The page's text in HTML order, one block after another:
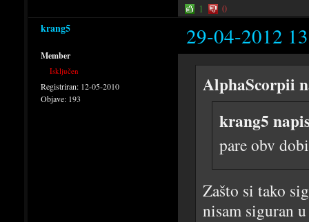
1 0
krang5 29-04-2012
Member
Isključen
Registriran: 12-05-2010
Objave: 193
AlphaScorpii
krang5
pare obv
Zašto si tako
nisam siguran